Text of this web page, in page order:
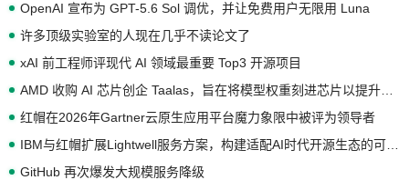
OpenAI 宣布为 GPT-5.6 Sol 调优，并让免费用户无限用 Luna
许多顶级实验室的人现在几乎不读论文了
xAI 前工程师评现代 AI 领域最重要 Top3 开源项目
红帽在2026年Gartner云原生应用平台魔力象限中被评为领导者
GitHub 再次爆发大规模服务降级